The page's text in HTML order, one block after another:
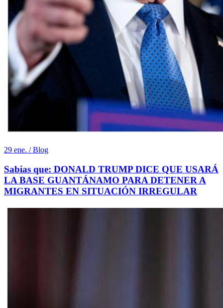
29 ene. / Blog
Sabias que: DONALD TRUMP DICE QUE USARÁ
LA BASE GUANTÁNAMO PARA DETENER A
MIGRANTES EN SITUACIÓN IRREGULAR